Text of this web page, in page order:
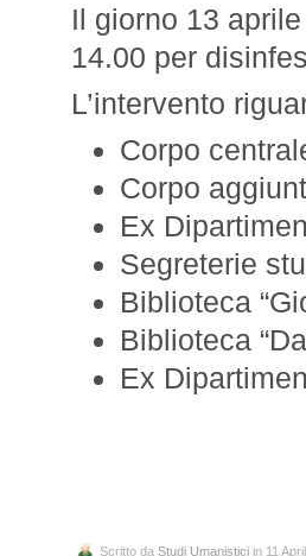
Il giorno 13
14.00 per
L’intervento
Corpo
Corpo
Ex
Segreterie
Biblioteca
Biblioteca
Ex
Scritto da Studi Umanistici in 11